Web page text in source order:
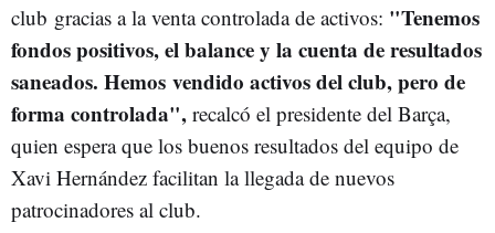
club gracias a la venta controlada de activos: "Tenemos
fondos positivos, el balance y la cuenta de resultados
saneados. Hemos vendido activos del club, pero de
forma controlada", recalcó el presidente del Barça,
quien espera que los buenos resultados del equipo de
Xavi Hernández facilitan la llegada de nuevos
patrocinadores al club.